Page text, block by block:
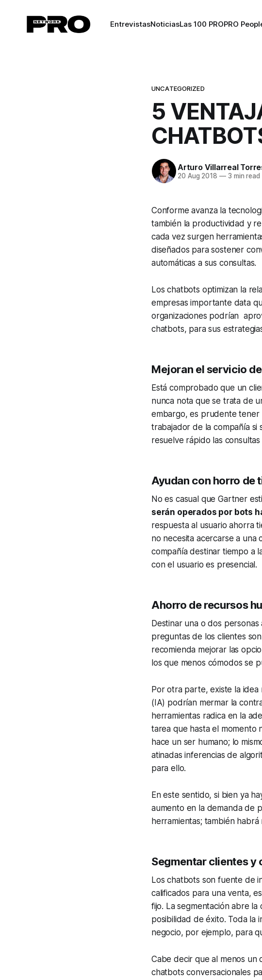
EntrevistasNoticiasLas 100 PROPRO
UNCATEGORIZED
5
Arturo Villarreal
20 Aug 2018 —3 min read
Conforme avanza la
también la productividad y
cada vez surgen
diseñados para sostener
automáticas a sus consultas.
Los chatbots optimizan la
empresas importante data
organizaciones podrían
chatbots, para sus
Mejoran el servicio
Está comprobado que un
nunca nota que se trata de
embargo, es prudente tener
trabajador de la compañía
resuelve rápido las
Ayudan con horro de
No es casual que Gartner
serán operados por bots
respuesta al usuario ahorra
no necesita acercarse a una
compañía destinar tiempo a
con el usuario es presencial.
Ahorro de recursos
Destinar una o dos
preguntas de los clientes
recomienda mejorar las
los que menos cómodos se
Por otra parte, existe la
(IA) podrían mermar la
herramientas radica en la
tarea que hasta el momento
hace un ser humano; lo
atinadas inferencias de
para ello.
En este sentido, si bien ya
aumento en la demanda de
herramientas; también
Segmentar clientes
Los chatbots son fuente de
calificados para una venta,
fijo. La segmentación abre
posibilidad de éxito. Toda la
negocio, por ejemplo, para
Cabe decir que al menos un
chatbots conversacionales